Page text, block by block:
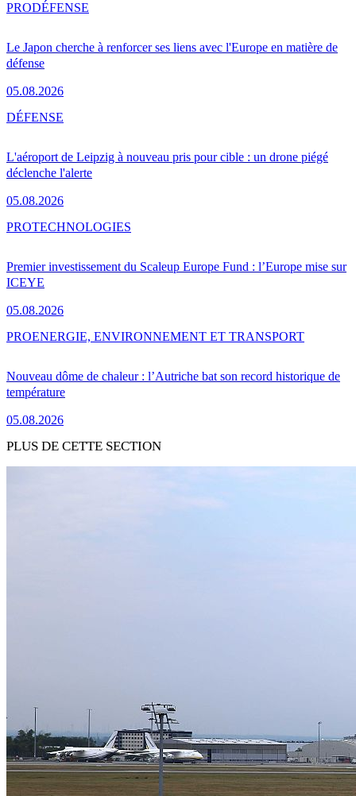
Le Japon cherche à renforcer ses liens avec l'Europe en matière de
défense
05.08.2026
PRODÉFENSE
L'aéroport de Leipzig à nouveau pris pour cible : un drone piégé
déclenche l'alerte
05.08.2026
DÉFENSE
Premier investissement du Scaleup Europe Fund : l’Europe mise sur
ICEYE
05.08.2026
PROTECHNOLOGIES
Nouveau dôme de chaleur : l’Autriche bat son record historique de
température
05.08.2026
PROENERGIE, ENVIRONNEMENT ET TRANSPORT
PLUS DE CETTE SECTION